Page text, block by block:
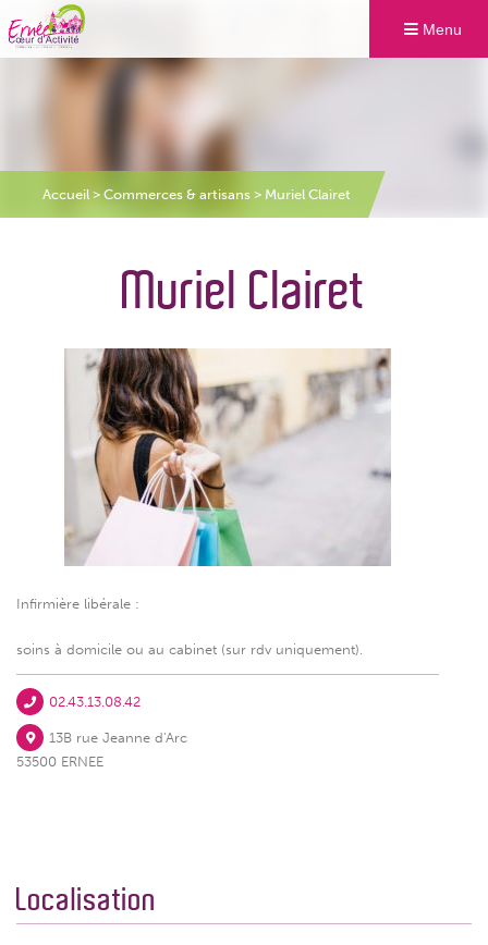
Menu
Accueil> Commerces & artisans > Muriel Clairet
Muriel Clairet
Infirmière libérale :
soins à domicile ou au cabinet (sur rdv uniquement).
02.43.13.08.42
13B rue Jeanne d'Arc
53500 ERNEE
Localisation